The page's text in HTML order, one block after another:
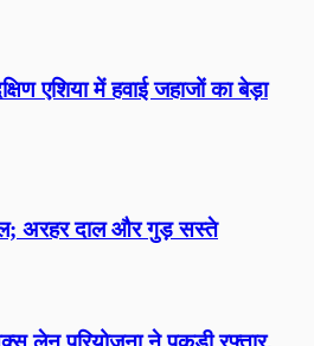
एशिया में हवाई जहाजों का बेड़ा
अरहर दाल और गुड़ सस्ते